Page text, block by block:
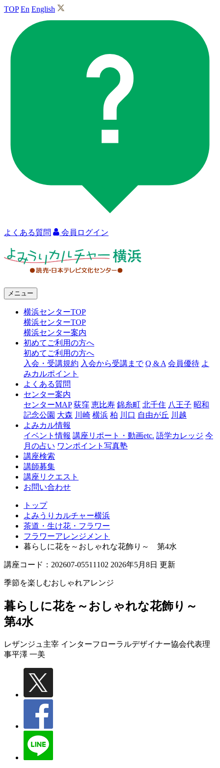
TOP En English
よくある質問 会員ログイン
ャ
浜
メニュー
横浜センターTOP
横浜センターTOP
横浜センター案内
初めてご利用の方へ
初めてご利用の方へ
入会・受講規約 入会から受講まで Q & A 会員優待 よ
みカルポイント
よくある質問
センター案内
センターMAP 荻窪 恵比寿 錦糸町 北千住 八王子 昭和
記念公園 大森 川崎 横浜 柏 川口 自由が丘 川越
よみカル情報
イベント情報 講座リポート・動画etc. 語学カレッジ 今
月の占い ワンポイント写真塾
講座検索
講師募集
講座リクエスト
お問い合わせ
トップ
よみうりカルチャー横浜
茶道・生け花・フラワー
フラワーアレンジメント
暮らしに花を～おしゃれな花飾り～ 第4水
講座コード：202607-05511102 2026年5月8日 更新
季節を楽しむおしゃれアレンジ
暮らしに花を～おしゃれな花飾り～
第4水
レザンジュ主宰 インターフローラルデザイナー協会代表理
事平澤 一美